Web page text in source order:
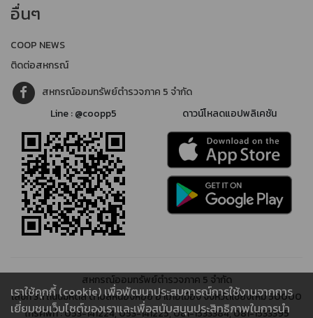
อื่นๆ
COOP NEWS
ติดต่อสหกรณ์
สหกรณ์ออมทรัพย์ตำรวจภาค 5 จำกัด
Line : @coopp5
ดาวน์โหลดแอปพลิเคชัน
สหกรณ์ออมทรัพย์ตำรวจภาค 5 จำกัด
เลขที่ 311 ถนนมหิดล ตำบลหนองหอย อำเภอเมือง จังหวัดเชียงใหม่ 50000
โทรศัพท์ : 053-141224, 053-141225, 081-1533384, 081-1533395
เราใช้คุกกี้ (cookie) เพื่อพัฒนาประสบการณ์การใช้งานจากการ
เยี่ยมชมเว็บไซต์ของเราและเพื่อสนับสนุนประสิทธิภาพในการนำ